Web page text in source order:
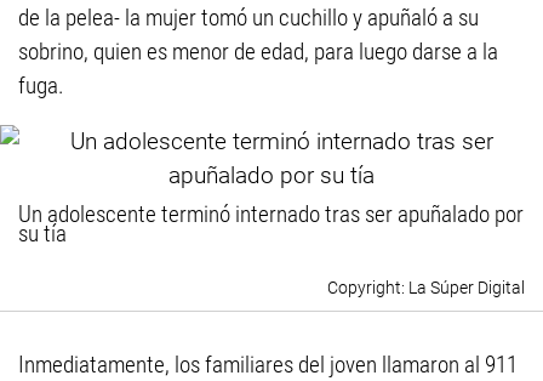
de la pelea- la mujer tomó un cuchillo y apuñaló a su
sobrino, quien es menor de edad, para luego darse a la
fuga.
Un adolescente terminó internado tras ser apuñalado por
su tía
La Súper Digital
Inmediatamente, los familiares del joven llamaron al 911